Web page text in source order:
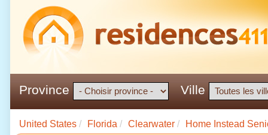
Province Ville
United States / Florida / Clearwater / Home Instead